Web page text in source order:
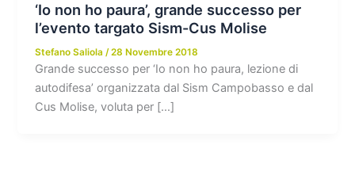
‘Io non ho paura’, grande successo per
l’evento targato Sism-Cus Molise
Stefano Saliola/28 Novembre 2018
Grande successo per ‘Io non ho paura, lezione di
autodifesa’ organizzata dal Sism Campobasso e dal
Cus Molise, voluta per […]